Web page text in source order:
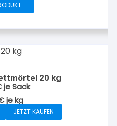
Dieses
weist
mehrere
Varianten
Die
Optionen
können
auf
20 kg
je Sack
jekg
JETZT KAUFEN